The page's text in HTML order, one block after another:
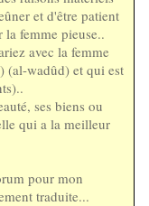
et d'être patient
femme pieuse..
avec la femme
(al-wadûd) et qui est
ses biens ou
qui a la meilleur
pour mon
traduite...